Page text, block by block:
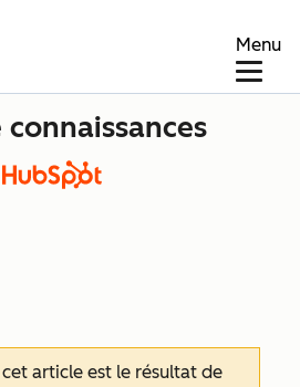
Menu
connaissances
cet article est le résultat de